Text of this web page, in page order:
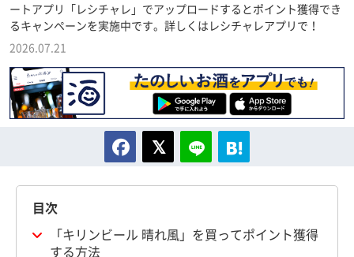
ートアプリ「レシチャレ」でアップロードするとポイント獲得でき
るキャンペーンを実施中です。詳しくはレシチャレアプリで！
2026.07.21
目次
「キリンビール 晴れ風」を買ってポイント獲得
する方法